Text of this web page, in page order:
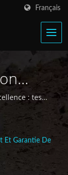
Français
Test
: tests
de 40kV.
Et Garantie De